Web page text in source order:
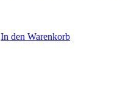
In den Warenkorb